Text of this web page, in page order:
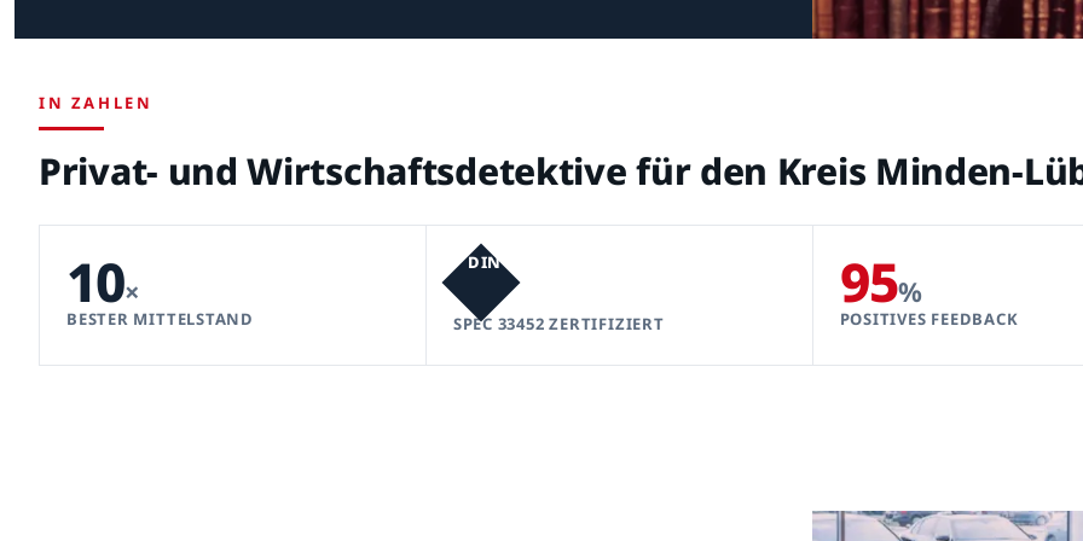
IN ZAHLEN
Privat- und Wirtschaftsdetektive für den Kreis Minden-
10×
BESTER MITTELSTAND
DIN
SPEC 33452 ZERTIFIZIERT
95%
POSITIVES FEEDBACK